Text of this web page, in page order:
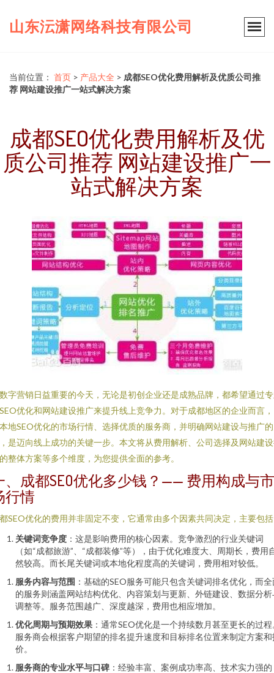
山东沄潇网络科技有限公司
当前位置： 首页 > 产品大全 > 成都SEO优化费用解析及优质公司推
荐 网站建设推广一站式解决方案
成都SEO优化费用解析及优
质公司推荐 网站建设推广一
站式解决方案
字营销日益重要的今天，无论是初创企业还是成熟品牌，都希望通过
优化和网站建设推广来提升线上竞争力。对于成都地区的企业而言
地SEO优化的市场行情、选择优质的服务商，并明确网站建设与推广
是迈向线上成功的关键一步。本文将从费用解析、公司选择及网站建
整体方案等多个维度，为您提供全面的参考。
、成都SEO优化多少钱？—— 费用构成与市
行情
SEO优化的费用并非固定不变，它通常由多个因素共同决定，主要包
关键词竞争度 ：这是影响费用的核心因素。竞争激烈的行业关键词
（如“成都旅游”、“成都装修”等），由于优化难度大、周期长，费用
然较高。而长尾关键词或本地化程度高的关键词，费用相对较低。
服务内容与范围 ：基础的SEO服务可能只包含关键词排名优化，而
的服务则涵盖网站结构优化、内容策划与更新、外链建设、数据分析
调整等。服务范围越广、深度越深，费用也相应增加。
优化周期与预期效果 ：通常SEO优化是一个持续数月甚至更长的过
服务商会根据客户期望的排名提升速度和目标排名位置来制定方案和
价。
服务商的专业水平与口碑 ：经验丰富、案例成功率高、技术实力强的